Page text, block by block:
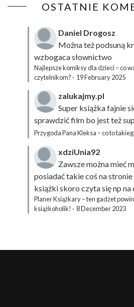
OSTATNIE
Daniel Drogosz
Można też podsuną
wzbogaca słownictwo
Najlepsze komiksy dla dzieci – co
czytelnikom? · 19 February 2025
zalukajmy.pl
Super książka fajnie
sprawdzić film bo jest też
Przygoda Pana Kleksa – co to
xdziUnia92
Zawsze można mieć
posiadać takie coś na
książki skoro czyta się np na
Planer Książkary – ten gadżet
książkoholik! · 8 December 2023